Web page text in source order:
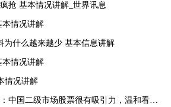
抢 基本情况讲解_世界讯息
本情况讲解
为什么越来越少 基本信息讲解
本情况讲解
情况讲解
级市场股票很有吸引力，温和看多中国资产|全球简讯